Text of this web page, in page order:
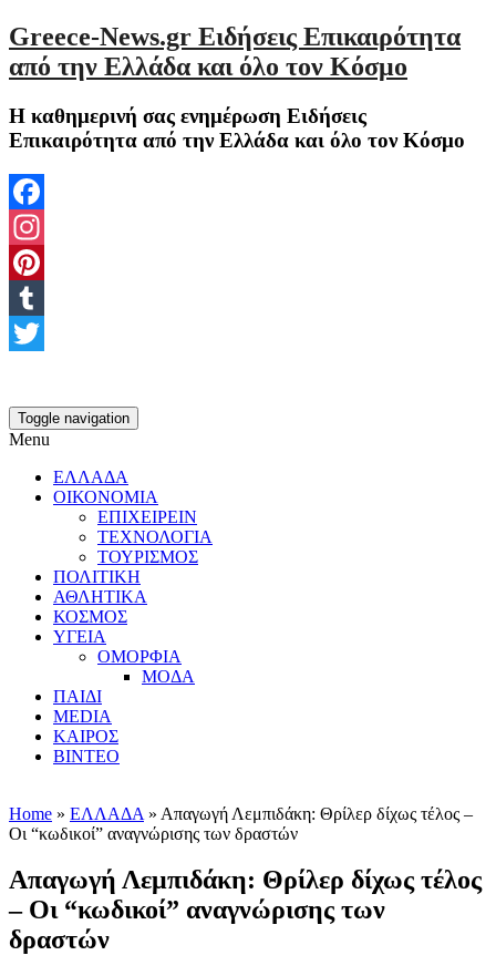
Greece-News.gr Ειδήσεις Επικαιρότητα
από την Ελλάδα και όλο τον Κόσμο
Η καθημερινή σας ενημέρωση Ειδήσεις
Επικαιρότητα από την Ελλάδα και όλο τον Κόσμο
Facebook
Instagram
Pinterest
Tumblr
Toggle navigation
Menu
ΕΛΛΑΔΑ
ΟΙΚΟΝΟΜΙΑ
ΕΠΙΧΕΙΡΕΙΝ
ΤΕΧΝΟΛΟΓΙΑ
ΤΟΥΡΙΣΜΟΣ
ΠΟΛΙΤΙΚΗ
ΑΘΛΗΤΙΚΑ
ΚΟΣΜΟΣ
ΥΓΕΙΑ
ΟΜΟΡΦΙΑ
ΜΟΔΑ
ΠΑΙΔΙ
MEDIA
ΚΑΙΡΟΣ
ΒΙΝΤΕΟ
Home » ΕΛΛΑΔΑ » Απαγωγή Λεμπιδάκη: Θρίλερ δίχως τέλος –
Οι “κωδικοί” αναγνώρισης των δραστών
Απαγωγή Λεμπιδάκη: Θρίλερ δίχως τέλος
– Οι “κωδικοί” αναγνώρισης των
δραστών